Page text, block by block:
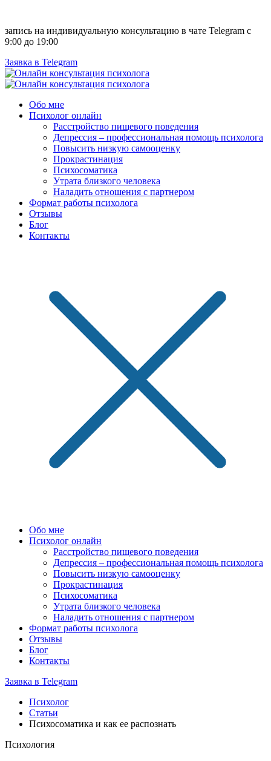
запись на индивидуальную консультацию в чате Telegram с
9:00 до 19:00
Заявка в Telegram
Обо мне
Психолог онлайн
Расстройство пищевого поведения
Депрессия – профессиональная помощь психолога
Повысить низкую самооценку
Прокрастинация
Психосоматика
Утрата близкого человека
Наладить отношения с партнером
Формат работы психолога
Отзывы
Блог
Контакты
Обо мне
Психолог онлайн
Расстройство пищевого поведения
Депрессия – профессиональная помощь психолога
Повысить низкую самооценку
Прокрастинация
Психосоматика
Утрата близкого человека
Наладить отношения с партнером
Формат работы психолога
Отзывы
Блог
Контакты
Заявка в Telegram
Психолог
Статьи
Психосоматика и как ее распознать
Психология